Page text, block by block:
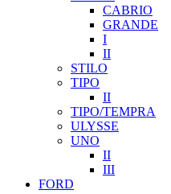
CABRIO
GRANDE
I
II
STILO
TIPO
II
TIPO/TEMPRA
ULYSSE
UNO
II
III
FORD